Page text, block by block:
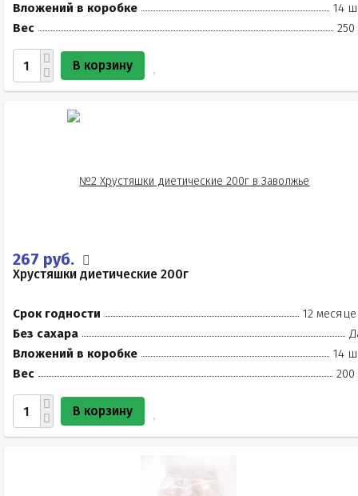
Вложений в коробке
14
Вес
250
В корзину
267 руб.
Хрустяшки диетические 200г
Срок годности
12
Без сахара
Вложений в коробке
14
Вес
200
В корзину